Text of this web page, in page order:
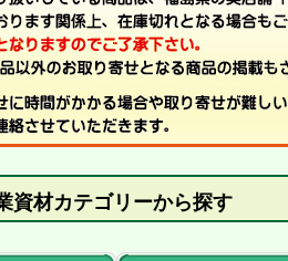
農業資材カテゴリー